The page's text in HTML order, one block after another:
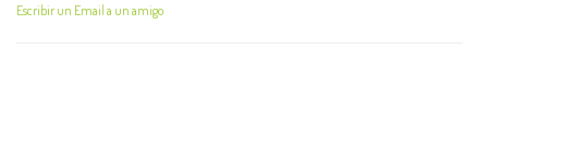
Escribir un Email a un amigo